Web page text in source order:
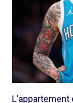
L'appartement